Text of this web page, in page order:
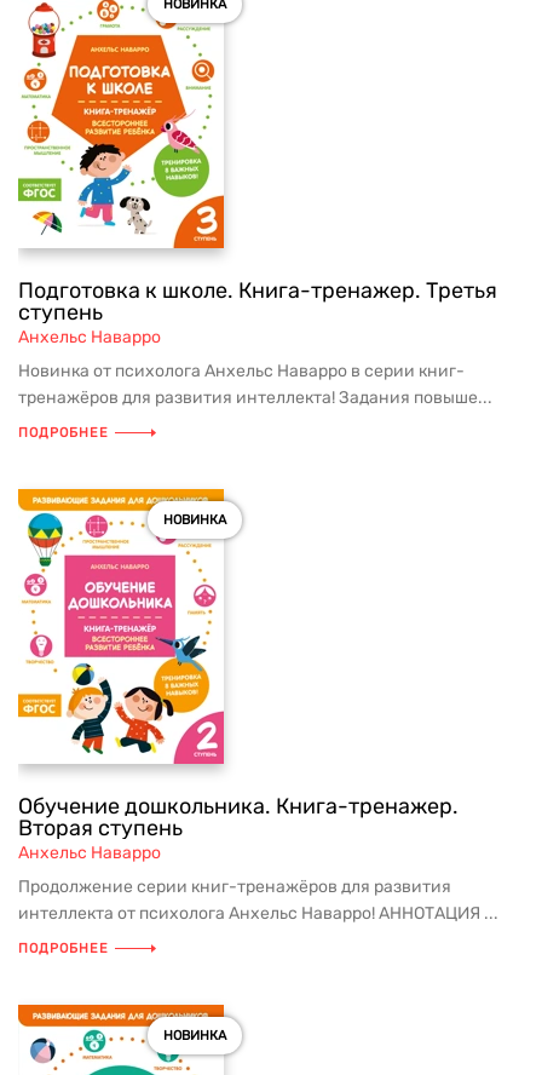
НОВИНКА
Подготовка к школе. Книга-тренажер. Третья
ступень
Анхельс Наварро
Новинка от психолога Анхельс Наварро в серии книг-
тренажёров для развития интеллекта! Задания повыше...
ПОДРОБНЕЕ
НОВИНКА
Обучение дошкольника. Книга-тренажер.
Вторая ступень
Анхельс Наварро
Продолжение серии книг-тренажёров для развития
интеллекта от психолога Анхельс Наварро! АННОТАЦИЯ ...
ПОДРОБНЕЕ
НОВИНКА